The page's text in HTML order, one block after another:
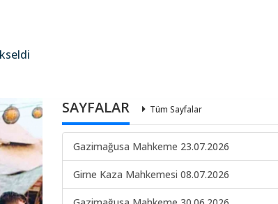
SAYFALAR Tüm Sayfalar
Gazimağusa Mahkeme 23.07.2026
Girne Kaza Mahkemesi 08.07.2026